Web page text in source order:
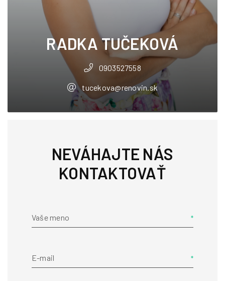
RADKA TUČEKOVÁ
0903527558
tucekova@renovin.sk
NEVÁHAJTE NÁS
KONTAKTOVAŤ
Vaše meno
E-mail